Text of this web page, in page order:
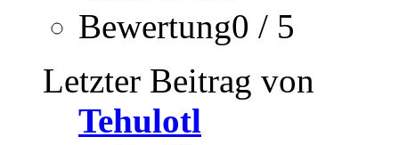
Bewertung0 / 5
Letzter Beitrag von
Tehulotl